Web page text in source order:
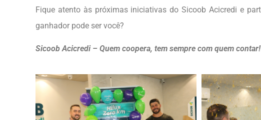
Fique atento às próximas iniciativas do Sicoob Acicredi e
ganhador pode ser você?
Sicoob Acicredi – Quem coopera, tem sempre com quem contar!